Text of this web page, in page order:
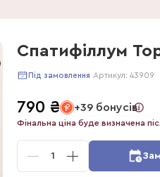
Спатифіллум
Під замовлення Артикул: 43909
790 ₴ +39 бонусів
Фінальна ціна буде визначена
1